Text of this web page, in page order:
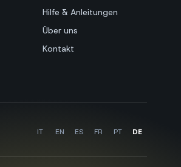
Hilfe & Anleitungen
Über uns
Kontakt
IT EN ES FR PT DE